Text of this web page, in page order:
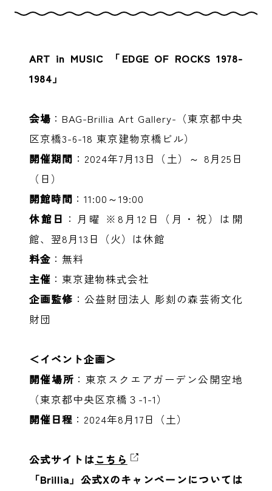
ART in MUSIC 「EDGE OF ROCKS 1978-
1984」
会場 ：BAG-Brillia Art Gallery-（東京都中央
区京橋3-6-18 東京建物京橋ビル）
開催期間 ：2024年7月13日（土）～ 8月25日
（日）
開館時間 ：11:00～19:00
休館日 ：月曜 ※8月12日（月・祝）は開
館、翌8月13日（火）は休館
料金 ：無料
主催 ：東京建物株式会社
企画監修 ：公益財団法人 彫刻の森芸術文化
財団
＜イベント企画＞
開催場所 ：東京スクエアガーデン公開空地
（東京都中央区京橋３-1-1）
開催日程 ：2024年8月17日（土）
公式サイトはこちら
「Brillia」公式Xのキャンペーンについては